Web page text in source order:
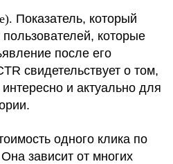
Показатель, который
которые
после его
свидетельствует о том,
и актуально для
одного клика по
зависит от многих